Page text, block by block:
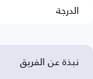
الدرجة
نبذة عن الفريق